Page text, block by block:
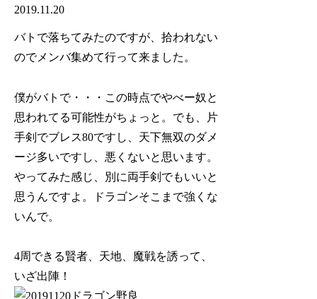
2019.11.20
バトで落ちてみたのですが、拾われない
のでメンバ集めて行って来ました。
僕がバトで・・・この時点でやべー奴と
思われてる可能性がちょっと。でも、片
手剣でブレス80ですし、天下無双のダメ
ージ多いですし、悪くないと思います。
やってみた感じ、別に両手剣でもいいと
思うんですよ。ドラゴンそこまで強くな
いんで。
4周できる賢者、天地、魔戦を誘って、
いざ出陣！